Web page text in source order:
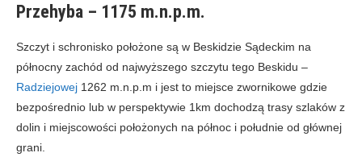
Przehyba – 1175 m.n.p.m.
Szczyt i schronisko położone są w Beskidzie Sądeckim na
północny zachód od najwyższego szczytu tego Beskidu –
Radziejowej 1262 m.n.p.m i jest to miejsce zwornikowe gdzie
bezpośrednio lub w perspektywie 1km dochodzą trasy szlaków z
dolin i miejscowości położonych na północ i południe od głównej
grani.